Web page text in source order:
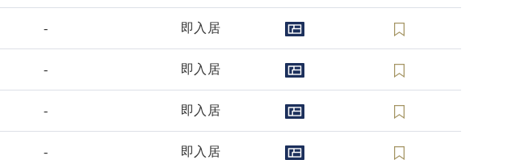
- 即入居
- 即入居
- 即入居
- 即入居